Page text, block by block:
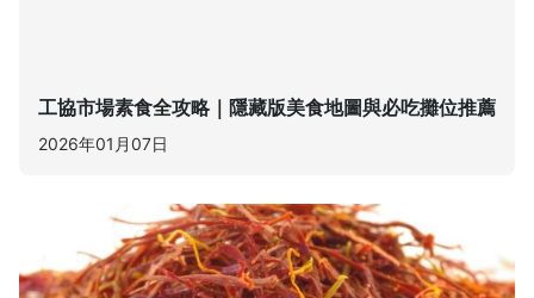
工協市場素食全攻略｜隱藏版美食地圖與必吃攤位推薦
2026年01月07日